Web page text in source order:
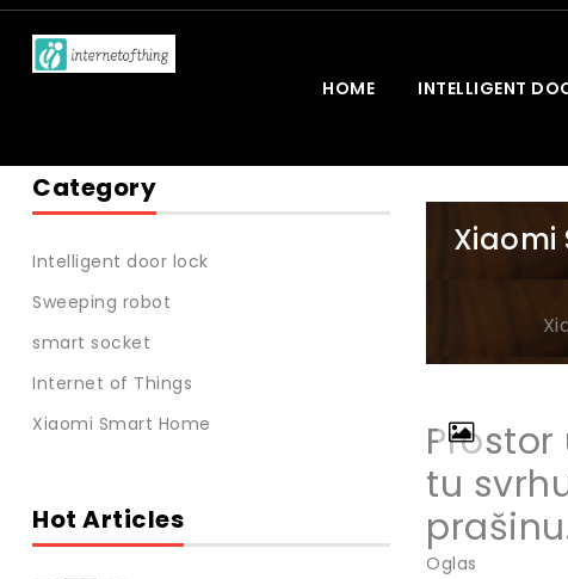
HOME INTELLIGENT
Category
Intelligent door lock
Sweeping robot
smart socket
Internet of Things
Xiaomi Smart Home
Hot Articles
Xiaomi
tu
Oglas